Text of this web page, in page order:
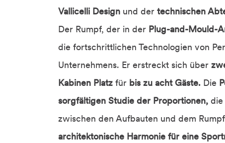
Vallicelli Design und der technischen
Der Rumpf, der in der Plug-and-Mould-
die fortschrittlichen Technologien von
Unternehmens. Er erstreckt sich über
Kabinen Platz für bis zu acht Gäste. Die
sorgfältigen Studie der Proportionen, die
zwischen den Aufbauten und dem
architektonische Harmonie für eine